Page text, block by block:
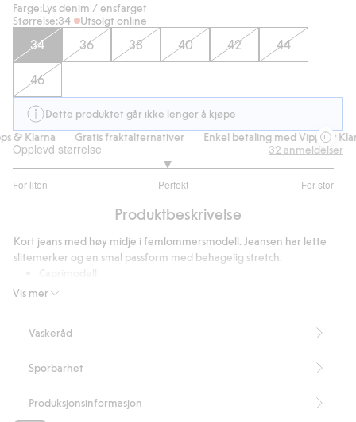
Farge:Lys denim / ensfarget
Størrelse:34 Utsolgt online
34 36 38 40 42 44
46
Dette produktet går ikke lenger å kjøpe
& Klarna
Gratis fraktalternativer Enkel betaling med Vipps &
Opplevd størrelse
For liten Perfekt For stor
av
23
stemmer
32 anmeldelser
Produktbeskrivelse
Vis mer
Kort jeans med høy midje i femlommersmodell. Jeansen har lette
slitemerker og en smal passform med behagelig stretch.
Høy midje
Femlommersmodell
Innerbenslengde 64 cm i størrelse 38
Vaskeråd
Sporbarhet
Produksjonsinformasjon